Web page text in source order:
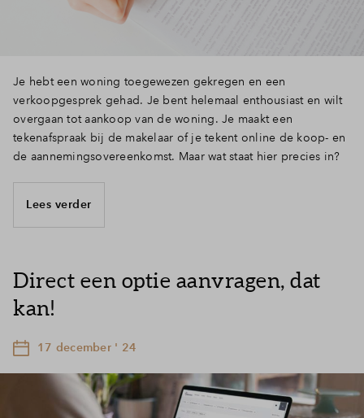
Je hebt een woning toegewezen gekregen en een
verkoopgesprek gehad. Je bent helemaal enthousiast en wilt
overgaan tot aankoop van de woning. Je maakt een
tekenafspraak bij de makelaar of je tekent online de koop- en
de aannemingsovereenkomst. Maar wat staat hier precies in?
Lees verder
Direct een optie aanvragen, dat
kan!
17 december ' 24